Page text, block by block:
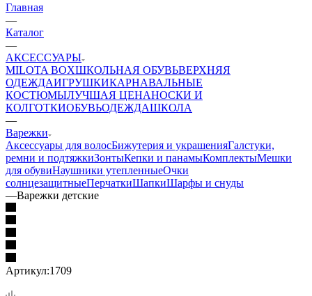
Главная
—
Каталог
—
АКСЕССУАРЫ
MILOTA BOXШКОЛЬНАЯ ОБУВЬВЕРХНЯЯ
ОДЕЖДАИГРУШКИКАРНАВАЛЬНЫЕ
КОСТЮМЫЛУЧШАЯ ЦЕНАНОСКИ И
КОЛГОТКИОБУВЬОДЕЖДАШКОЛА
—
Варежки
Аксессуары для волосБижутерия и украшенияГалстуки,
ремни и подтяжкиЗонтыКепки и панамыКомплектыМешки
для обувиНаушники утепленныеОчки
солнцезащитныеПерчаткиШапкиШарфы и снуды
—Варежки детские
Артикул:1709